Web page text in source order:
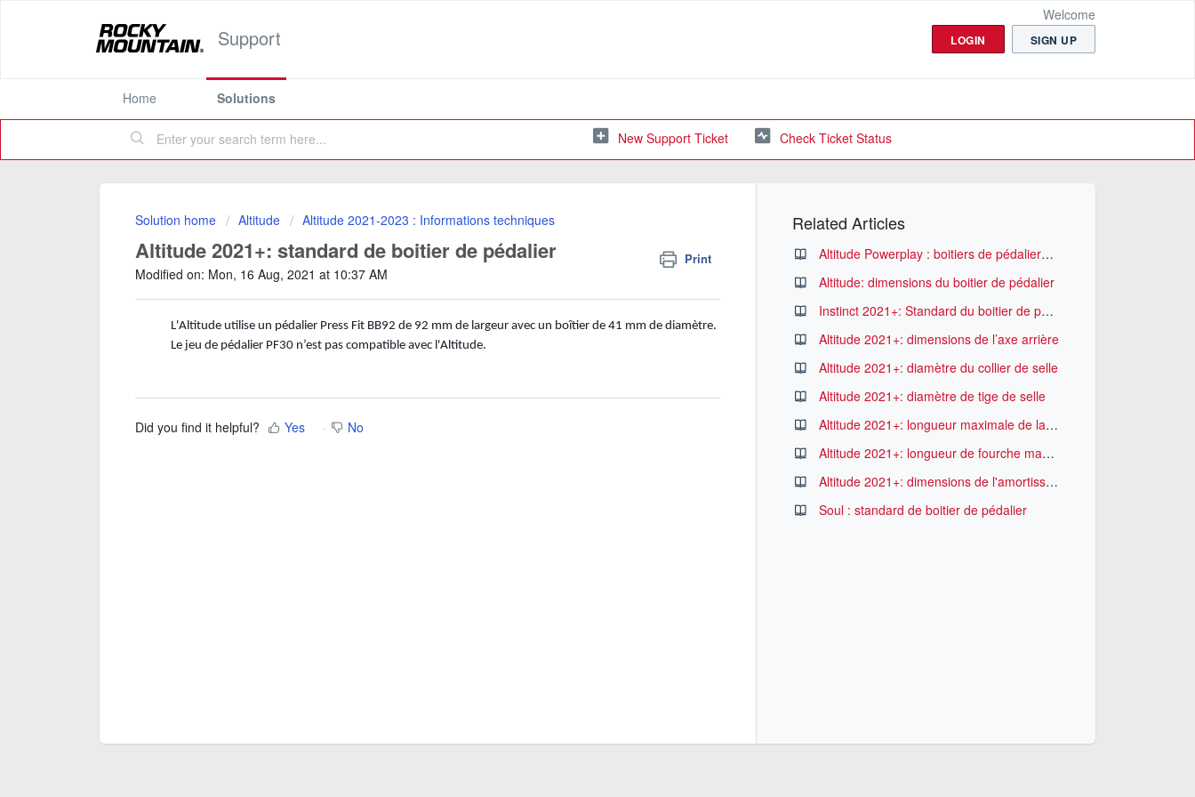
Support
Welcome
LOGIN SIGN UP
Home Solutions
New Support Ticket Check Ticket Status
Solution home Altitude Altitude 2021-2023 : Informations techniques
Altitude 2021+: standard de boitier de pédalier Print
Modified on: Mon, 16 Aug, 2021 at 10:37 AM
L'Altitude utilise un pédalier Press Fit BB92 de 92 mm de largeur avec un boîtier de 41 mm de diamètre.
Le jeu de pédalier PF30 n’est pas compatible avec l'Altitude.
Did you find it helpful? Yes No
Related Articles
Altitude Powerplay : boitiers de pédaliers compatibles
Altitude: dimensions du boitier de pédalier
Instinct 2021+: Standard du boitier de pédalier
Altitude 2021+: dimensions de l’axe arrière
Altitude 2021+: diamètre du collier de selle
Altitude 2021+: diamètre de tige de selle
Altitude 2021+: longueur maximale de la tige de selle télescopique
Altitude 2021+: longueur de fourche maximale
Altitude 2021+: dimensions de l'amortisseur et des entretoises de montage
Soul : standard de boitier de pédalier